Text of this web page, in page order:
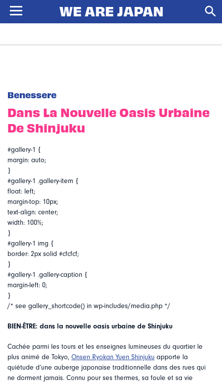
Benessere
Dans La Nouvelle Oasis Urbaine
De Shinjuku
#gallery-1 {
margin: auto;
}
#gallery-1 .gallery-item {
float: left;
margin-top: 10px;
text-align: center;
width: 100%;
}
#gallery-1 img {
border: 2px solid #cfcfcf;
}
#gallery-1 .gallery-caption {
margin-left: 0;
}
/* see gallery_shortcode() in wp-includes/media.php */
BIEN-ÊTRE: dans la nouvelle oasis urbaine de Shinjuku
Cachée parmi les tours et les enseignes lumineuses du quartier le
plus animé de Tokyo, Onsen Ryokan Yuen Shinjuku apporte la
quiétude d’une auberge japonaise traditionnelle dans des rues qui
ne dorment jamais. Connu pour ses thermes, sa foule et sa vie